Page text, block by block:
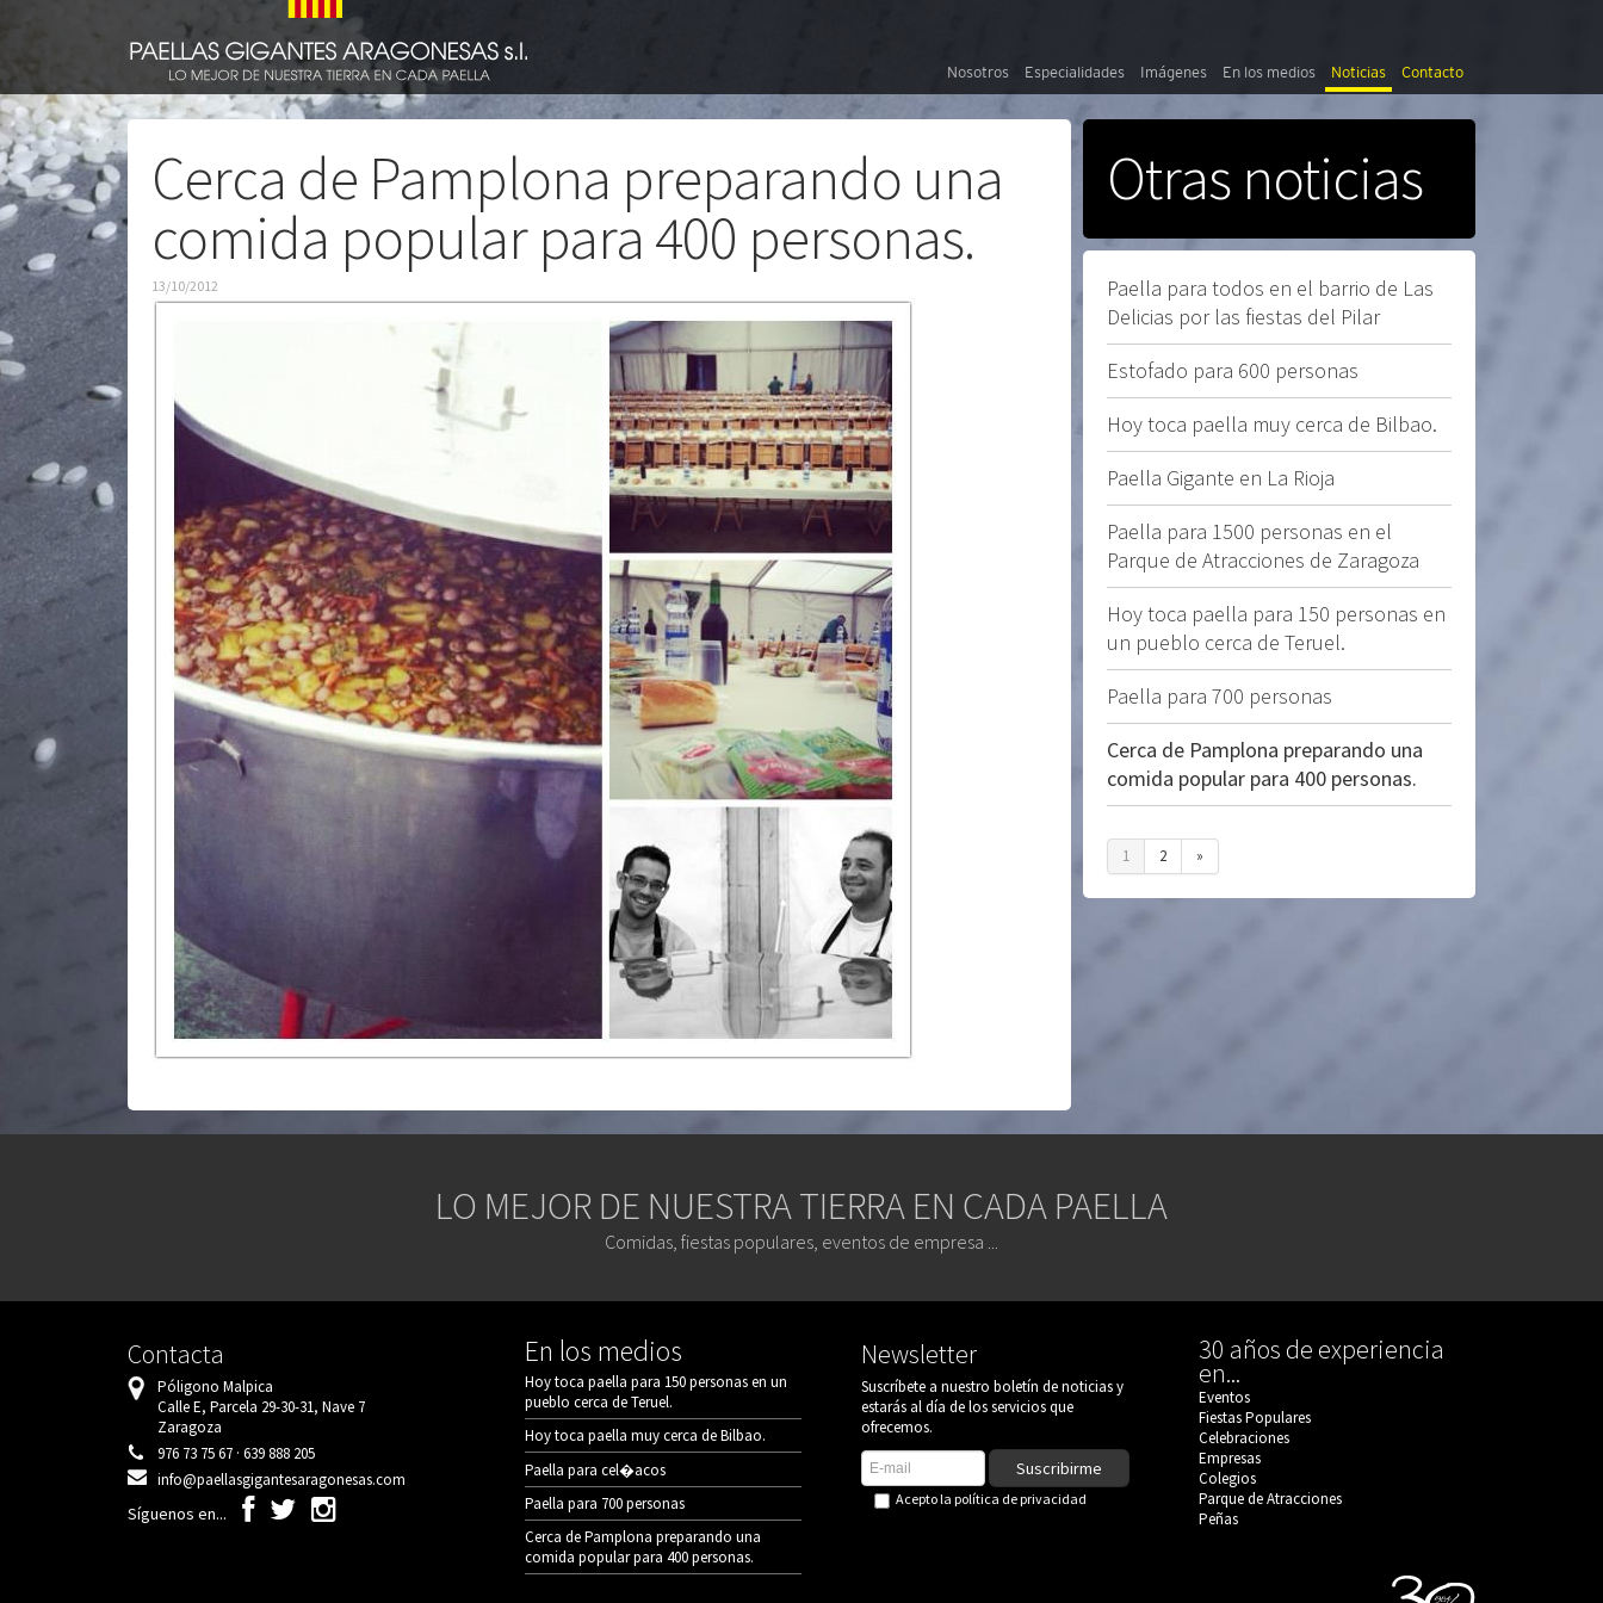
Nosotros Especialidades Imágenes En los medios Noticias Contacto
Cerca de Pamplona preparando una
comida popular para 400 personas.
13/10/2012
Otras noticias
Paella para todos en el barrio de Las
Delicias por las fiestas del Pilar
Estofado para 600 personas
Hoy toca paella muy cerca de Bilbao.
Paella Gigante en La Rioja
Paella para 1500 personas en el
Parque de Atracciones de Zaragoza
Hoy toca paella para 150 personas en
un pueblo cerca de Teruel.
Paella para 700 personas
Cerca de Pamplona preparando una
comida popular para 400 personas.
1 2 »
LO MEJOR DE NUESTRA TIERRA EN CADA PAELLA
Comidas, fiestas populares, eventos de empresa ...
Contacta
Póligono Malpica
Calle E, Parcela 29-30-31, Nave 7
Zaragoza
976 73 75 67 · 639 888 205
info@paellasgigantesaragonesas.com
Síguenos en...
En los medios
Hoy toca paella para 150 personas en un
pueblo cerca de Teruel.
Hoy toca paella muy cerca de Bilbao.
Paella para cel�acos
Paella para 700 personas
Cerca de Pamplona preparando una
comida popular para 400 personas.
Newsletter
Suscríbete a nuestro boletín de noticias y
estarás al día de los servicios que
ofrecemos.
Suscribirme
Acepto la política de privacidad
30 años de experiencia
en...
Eventos
Fiestas Populares
Celebraciones
Empresas
Colegios
Parque de Atracciones
Peñas